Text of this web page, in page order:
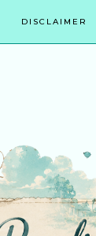
DISCLAIMER